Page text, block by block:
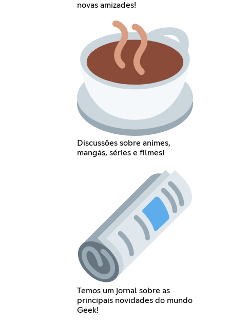
novas amizades!
Discussões sobre animes,
mangás, séries e filmes!
Temos um jornal sobre as
principais novidades do mundo
Geek!